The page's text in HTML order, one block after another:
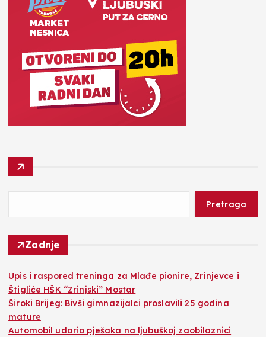
Pretraga
Zadnje
​Upis i raspored treninga za Mlađe pionire, Zrinjevce i
Štigliće HŠK “Zrinjski” Mostar
Široki Brijeg: Bivši gimnazijalci proslavili 25 godina
mature
Automobil udario pješaka na ljubuškoj zaobilaznici